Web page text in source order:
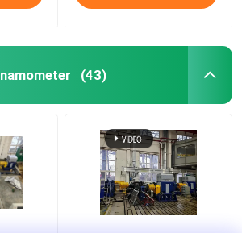
(43)